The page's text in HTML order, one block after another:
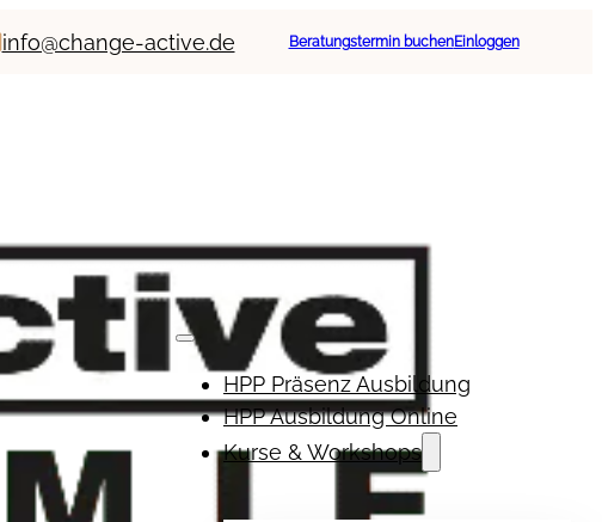
info@change-active.de Beratungstermin buchenEinloggen
HPP Präsenz Ausbildung
HPP Ausbildung Online
Kurse & Workshops